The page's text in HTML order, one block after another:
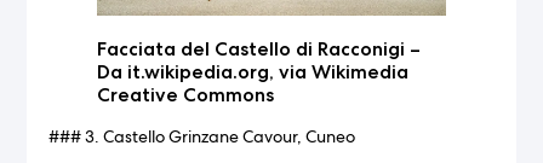
Facciata del Castello di Racconigi –
Da it.wikipedia.org, via Wikimedia
Creative Commons
### 3. Castello Grinzane Cavour, Cuneo